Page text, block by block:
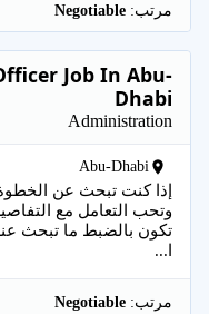
مرتب:
Job In Abu-
Dhabi
Administration
Abu-Dhabi
إذا كنت تبحث عن الخطوة
وتحب التعامل مع
تكون بالضبط ما تبحث
ا...
مرتب: